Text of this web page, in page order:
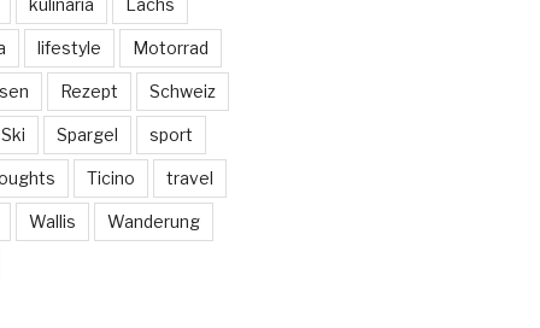
lifestyle Motorrad
Rezept Schweiz
Ski Spargel sport
Ticino travel
Wallis Wanderung